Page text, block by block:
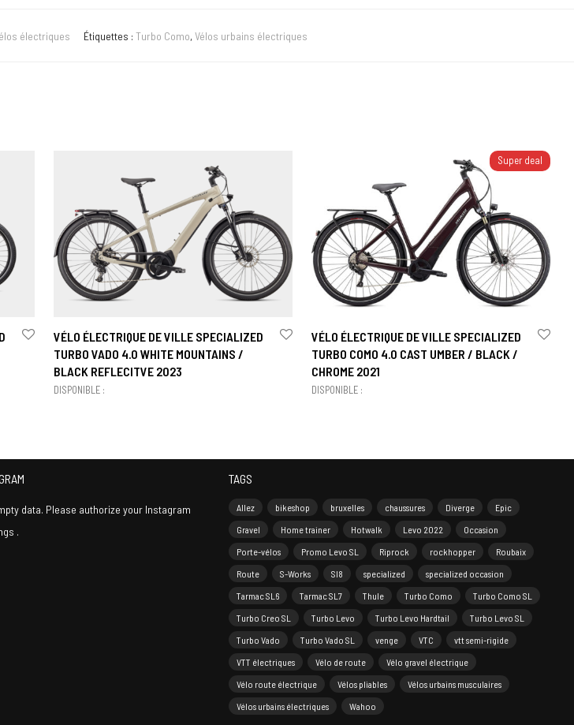
électriques Étiquettes : Turbo Como, Vélos urbains électriques
VÉLO ÉLECTRIQUE DE VILLE SPECIALIZED
TURBO VADO 4.0 WHITE MOUNTAINS /
BLACK REFLECITVE 2023
DISPONIBLE :
Super deal
VÉLO ÉLECTRIQUE DE VILLE SPECIALIZED
TURBO COMO 4.0 CAST UMBER / BLACK /
CHROME 2021
DISPONIBLE :
data. Please authorize your Instagram
.
TAGS
Allez bikeshop bruxelles chaussures Diverge
Epic
Gravel
Home trainer Hotwalk Levo 2022
Occasion
Porte-vélos
Promo Levo SL Riprock rockhopper
Roubaix
Route
S-Works Sl8 specialized
specialized occasion
Tarmac SL6
Tarmac SL7 Thule Turbo Como
Turbo Como SL
Turbo Creo SL
Turbo Levo Turbo Levo Hardtail
Turbo Levo SL
Turbo Vado
Turbo Vado SL venge VTC
vtt semi-rigide
VTT électriques
Vélo de route
Vélo gravel électrique
Vélo route électrique
Vélos pliables
Vélos urbains musculaires
Vélos urbains électriques
Wahoo